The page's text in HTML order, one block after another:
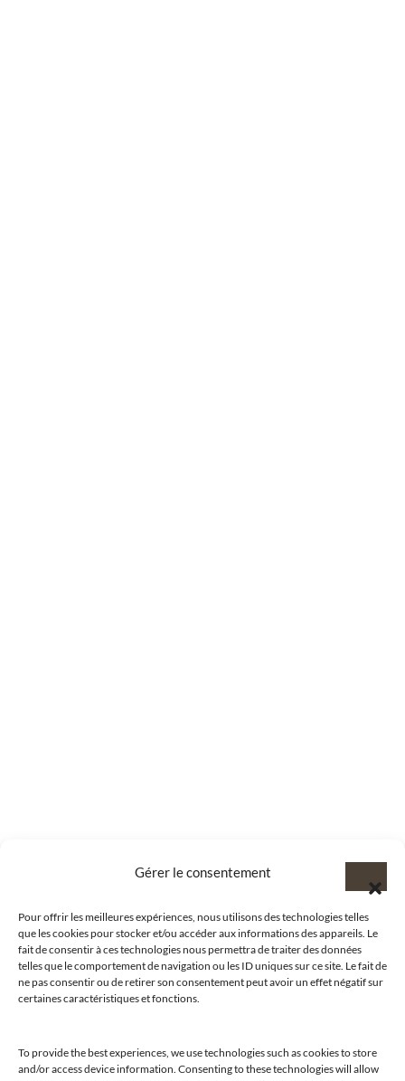
Gérer le consentement
Pour offrir les meilleures expériences, nous utilisons des technologies telles
que les cookies pour stocker et/ou accéder aux informations des appareils. Le
fait de consentir à ces technologies nous permettra de traiter des données
telles que le comportement de navigation ou les ID uniques sur ce site. Le fait de
ne pas consentir ou de retirer son consentement peut avoir un effet négatif sur
certaines caractéristiques et fonctions.
To provide the best experiences, we use technologies such as cookies to store
and/or access device information. Consenting to these technologies will allow
@clubamilcar